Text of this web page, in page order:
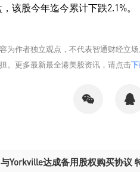
该股今年迄今累计下跌2.1%。
为作者独立观点，不代表智通财经立
。更多最新最全港美股资讯，请点击
Yorkville达成备用股权购买协议